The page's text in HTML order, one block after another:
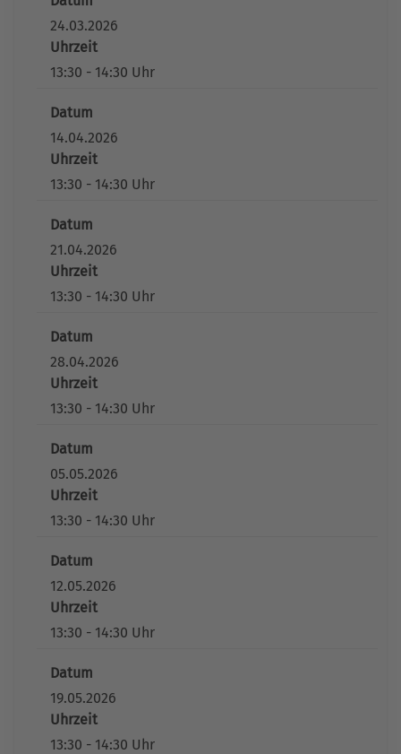
24.03.2026
Uhrzeit
13:30 - 14:30 Uhr
Datum
14.04.2026
Uhrzeit
13:30 - 14:30 Uhr
Datum
21.04.2026
Uhrzeit
13:30 - 14:30 Uhr
Datum
28.04.2026
Uhrzeit
13:30 - 14:30 Uhr
Datum
05.05.2026
Uhrzeit
13:30 - 14:30 Uhr
Datum
12.05.2026
Uhrzeit
13:30 - 14:30 Uhr
Datum
19.05.2026
Uhrzeit
13:30 - 14:30 Uhr